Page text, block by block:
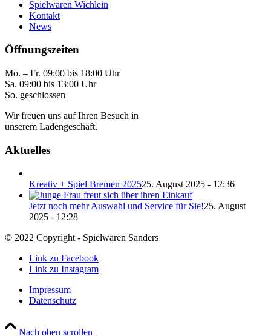
Spielwaren Wichlein
Kontakt
News
Öffnungszeiten
Mo. – Fr. 09:00 bis 18:00 Uhr
Sa. 09:00 bis 13:00 Uhr
So. geschlossen
Wir freuen uns auf Ihren Besuch in
unserem Ladengeschäft.
Aktuelles
Kreativ + Spiel Bremen 202525. August 2025 - 12:36
Jetzt noch mehr Auswahl und Service für Sie!25. August
2025 - 12:28
© 2022 Copyright - Spielwaren Sanders
Link zu Facebook
Link zu Instagram
Impressum
Datenschutz
Nach oben scrollen